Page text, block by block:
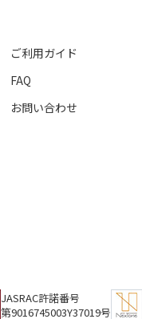
ご利用ガイド
FAQ
お問い合わせ
JASRAC許諾番号
第9016745003Y37019号